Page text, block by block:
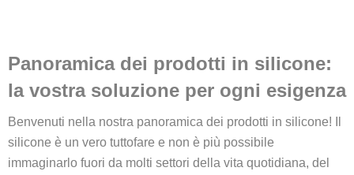
Panoramica dei prodotti in silicone:
la vostra soluzione per ogni esigenza
Benvenuti nella nostra panoramica dei prodotti in silicone! Il
silicone è un vero tuttofare e non è più possibile
immaginarlo fuori da molti settori della vita quotidiana, del